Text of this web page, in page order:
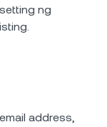
ng
address,